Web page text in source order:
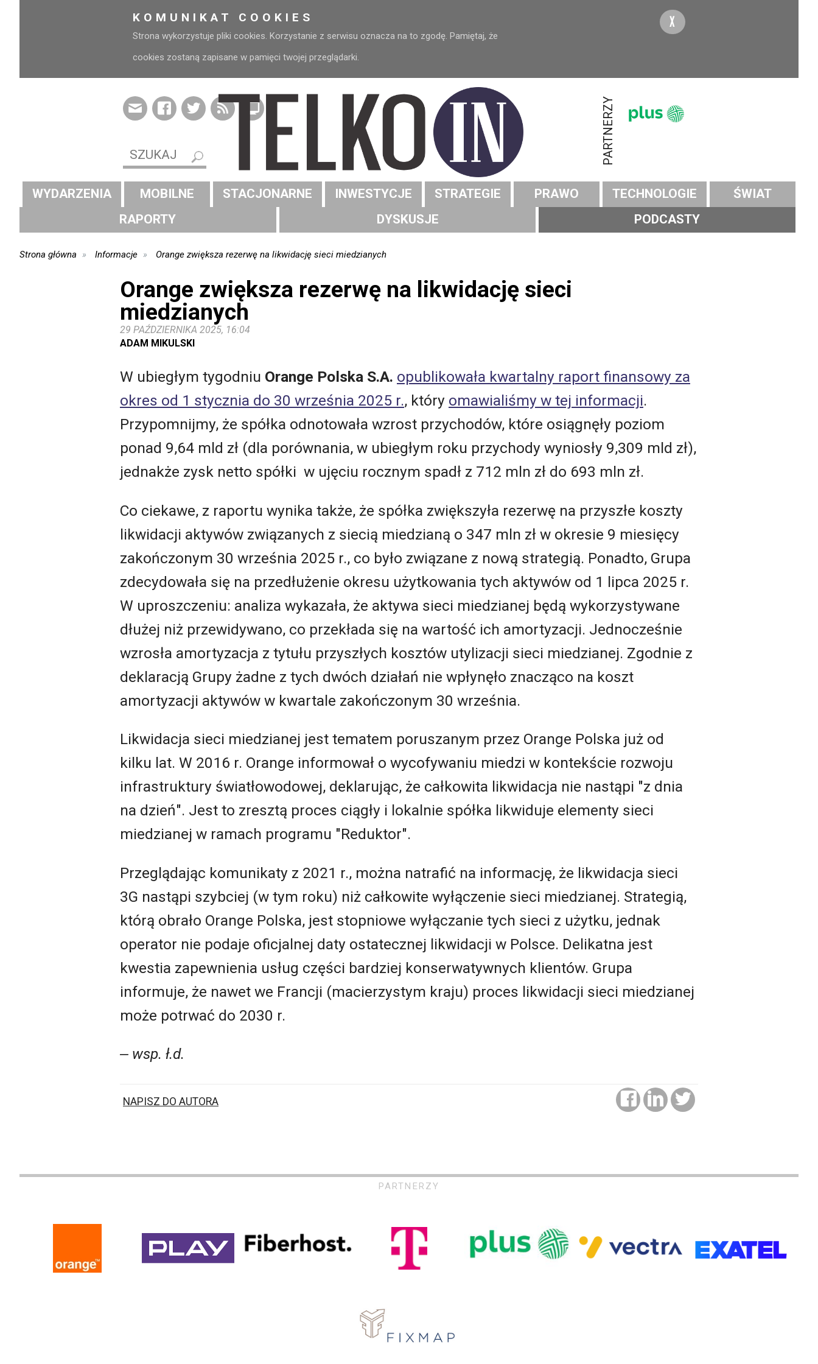
KOMUNIKAT COOKIES
Strona wykorzystuje pliki cookies. Korzystanie z serwisu oznacza na to zgodę. Pamiętaj, że
cookies zostaną zapisane w pamięci twojej przeglądarki.
X
PARTNERZY
WYDARZENIA MOBILNE STACJONARNE INWESTYCJE STRATEGIE PRAWO TECHNOLOGIE
ŚWIAT
RAPORTY
DYSKUSJE PODCASTY
Strona główna Informacje Orange zwiększa rezerwę na likwidację sieci miedzianych
Orange zwiększa rezerwę na likwidację sieci
miedzianych
29 PAŹDZIERNIKA 2025, 16:04
ADAM MIKULSKI
W ubiegłym tygodniu Orange Polska S.A. opublikowała kwartalny raport finansowy za
okres od 1 stycznia do 30 września 2025 r., który omawialiśmy w tej informacji.
Przypomnijmy, że spółka odnotowała wzrost przychodów, które osiągnęły poziom
ponad 9,64 mld zł (dla porównania, w ubiegłym roku przychody wyniosły 9,309 mld zł),
jednakże zysk netto spółki w ujęciu rocznym spadł z 712 mln zł do 693 mln zł.
Co ciekawe, z raportu wynika także, że spółka zwiększyła rezerwę na przyszłe koszty
likwidacji aktywów związanych z siecią miedzianą o 347 mln zł w okresie 9 miesięcy
zakończonym 30 września 2025 r., co było związane z nową strategią. Ponadto, Grupa
zdecydowała się na przedłużenie okresu użytkowania tych aktywów od 1 lipca 2025 r.
W uproszczeniu: analiza wykazała, że aktywa sieci miedzianej będą wykorzystywane
dłużej niż przewidywano, co przekłada się na wartość ich amortyzacji. Jednocześnie
wzrosła amortyzacja z tytułu przyszłych kosztów utylizacji sieci miedzianej. Zgodnie z
deklaracją Grupy żadne z tych dwóch działań nie wpłynęło znacząco na koszt
amortyzacji aktywów w kwartale zakończonym 30 września.
Likwidacja sieci miedzianej jest tematem poruszanym przez Orange Polska już od
kilku lat. W 2016 r. Orange informował o wycofywaniu miedzi w kontekście rozwoju
infrastruktury światłowodowej, deklarując, że całkowita likwidacja nie nastąpi "z dnia
na dzień". Jest to zresztą proces ciągły i lokalnie spółka likwiduje elementy sieci
miedzianej w ramach programu "Reduktor".
Przeglądając komunikaty z 2021 r., można natrafić na informację, że likwidacja sieci
3G nastąpi szybciej (w tym roku) niż całkowite wyłączenie sieci miedzianej. Strategią,
którą obrało Orange Polska, jest stopniowe wyłączanie tych sieci z użytku, jednak
operator nie podaje oficjalnej daty ostatecznej likwidacji w Polsce. Delikatna jest
kwestia zapewnienia usług części bardziej konserwatywnych klientów. Grupa
informuje, że nawet we Francji (macierzystym kraju) proces likwidacji sieci miedzianej
może potrwać do 2030 r.
‒ wsp. ł.d.
NAPISZ DO AUTORA
PARTNERZY